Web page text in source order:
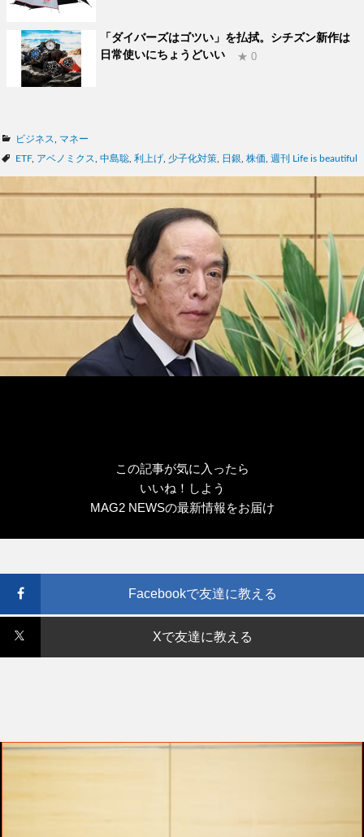
「ダイバーズはゴツい」を払拭。シチズン新作は
日常使いにちょうどいい
★ 0
カ
テ
ー
ビジネス
マネー
タ
ETF, アベノミクス 中島聡 利上げ 少子化対策 日銀 株価 週刊 Life is beautiful
この記事が気に入ったら
いいね！しよう
MAG2 NEWSの最新情報をお届け
Facebookで友達に教える
Xで友達に教える